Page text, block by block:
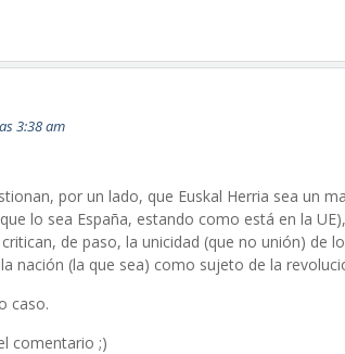
3:38 am
por un lado, que Euskal Herria sea un
lo sea España, estando como está en la
de paso, la unicidad (que no unión) de
nación (la que sea) como sujeto de la
caso.
comentario ;)